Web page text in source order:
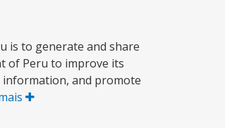
is to generate and share
of Peru to improve its
information, and promote